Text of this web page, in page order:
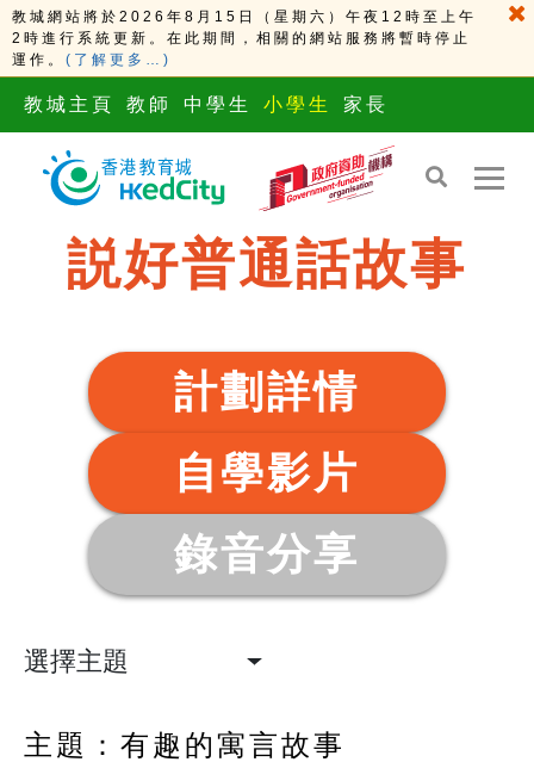
教城網站將於2026年8月15日（星期六）午夜12時至上午
2時進行系統更新。在此期間，相關的網站服務將暫時停止
運作。 (了解更多…)
教城主頁 教師 中學生 小學生 家長
説好普通話故事
計劃詳情
自學影片
錄音分享
選擇主題
主題：有趣的寓言故事